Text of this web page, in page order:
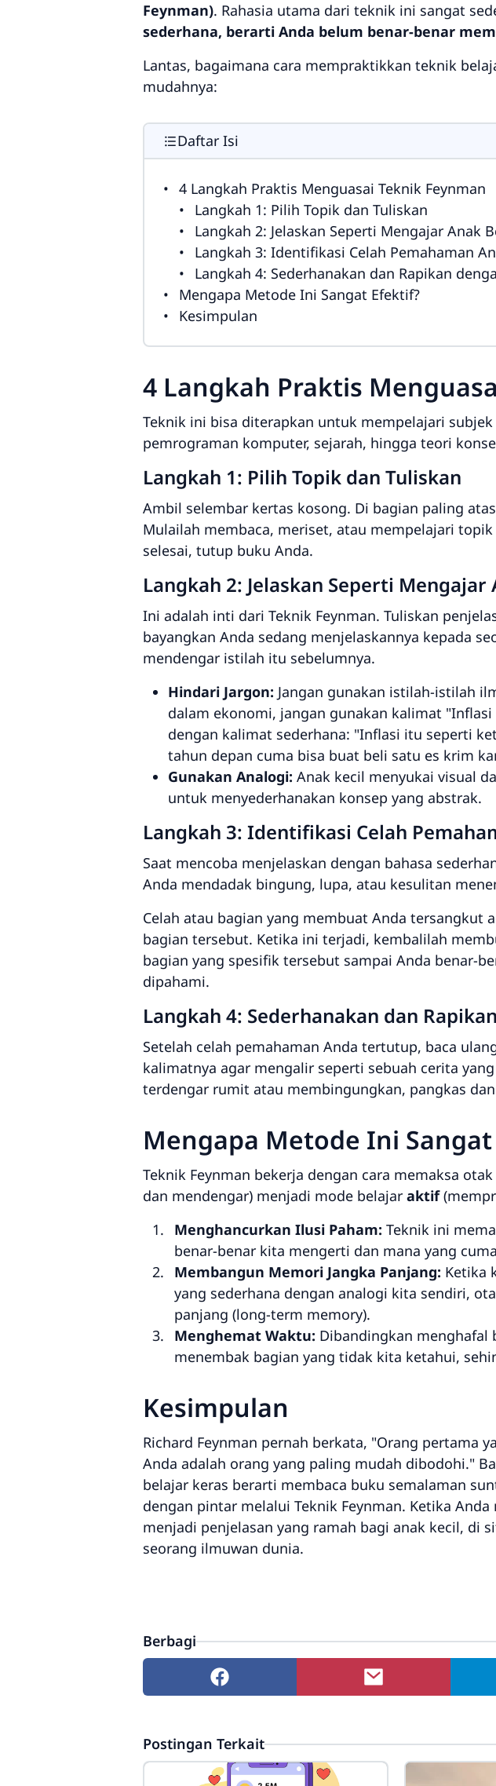
Feynman). Rahasia utama dari teknik ini sangat
sederhana, berarti Anda belum benar-benar
Lantas, bagaimana cara mempraktikkan teknik
mudahnya:
Daftar Isi
4 Langkah Praktis Menguasai Teknik Feynman
Langkah 1: Pilih Topik dan Tuliskan
Langkah 2: Jelaskan Seperti Mengajar Anak
Langkah 3: Identifikasi Celah Pemahaman
Langkah 4: Sederhanakan dan Rapikan
Mengapa Metode Ini Sangat Efektif?
Kesimpulan
4 Langkah Praktis
Teknik ini bisa diterapkan untuk mempelajari
pemrograman komputer, sejarah, hingga teori
Langkah 1: Pilih Topik dan Tuliskan
Ambil selembar kertas kosong. Di bagian paling
Mulailah membaca, meriset, atau mempelajari
selesai, tutup buku Anda.
Langkah 2: Jelaskan Seperti Mengajar
Ini adalah inti dari Teknik Feynman. Tuliskan
bayangkan Anda sedang menjelaskannya kepada
mendengar istilah itu sebelumnya.
Hindari Jargon: Jangan gunakan istilah-istilah
dalam ekonomi, jangan gunakan kalimat "Inflasi
dengan kalimat sederhana: "Inflasi itu seperti
tahun depan cuma bisa buat beli satu es krim
Gunakan Analogi: Anak kecil menyukai visual
untuk menyederhanakan konsep yang abstrak.
Langkah 3: Identifikasi Celah
Saat mencoba menjelaskan dengan bahasa
Anda mendadak bingung, lupa, atau kesulitan
Celah atau bagian yang membuat Anda tersangkut
bagian tersebut. Ketika ini terjadi, kembalilah
bagian yang spesifik tersebut sampai Anda benar-
dipahami.
Langkah 4: Sederhanakan dan
Setelah celah pemahaman Anda tertutup, baca
kalimatnya agar mengalir seperti sebuah cerita
terdengar rumit atau membingungkan, pangkas
Mengapa Metode Ini
Teknik Feynman bekerja dengan cara memaksa
dan mendengar) menjadi mode belajar aktif
Menghancurkan Ilusi Paham: Teknik ini
benar-benar kita mengerti dan mana yang
Membangun Memori Jangka Panjang: Ketika
yang sederhana dengan analogi kita sendiri,
panjang (long-term memory).
Menghemat Waktu: Dibandingkan menghafal
menembak bagian yang tidak kita ketahui,
Kesimpulan
Richard Feynman pernah berkata, "Orang pertama
Anda adalah orang yang paling mudah dibodohi."
belajar keras berarti membaca buku semalaman
dengan pintar melalui Teknik Feynman. Ketika
menjadi penjelasan yang ramah bagi anak kecil, di
seorang ilmuwan dunia.
Berbagi
Postingan Terkait